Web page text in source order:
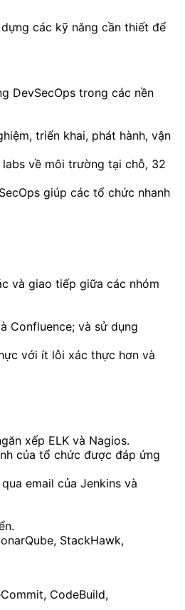
các kỹ năng cần thiết để
DevSecOps trong các nền
triển khai, phát hành, vận
về môi trường tại chỗ, 32
giúp các tổ chức nhanh
và giao tiếp giữa các nhóm
Confluence; và sử dụng
với ít lỗi xác thực hơn và
xếp ELK và Nagios.
của tổ chức được đáp ứng
email của Jenkins và
StackHawk,
CodeBuild,